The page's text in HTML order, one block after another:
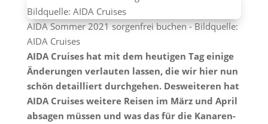
AIDA Sommer 2021 sorgenfrei buchen - Bildquelle:
AIDA Cruises
AIDA Cruises hat mit dem heutigen Tag einige
Änderungen verlauten lassen, die wir hier nun
schön detailliert durchgehen. Desweiteren hat
AIDA Cruises weitere Reisen im März und April
absagen müssen und was das für die Kanaren-